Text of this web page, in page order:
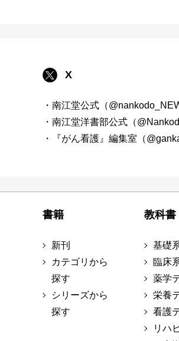
X
・南江堂公式（
・南江堂洋書部公式（
・『がん看護』編集室（
書籍
新刊
カテゴリから
探す
シリーズから
探す
教科書
基礎
臨床
薬学
栄養
看護
リハ